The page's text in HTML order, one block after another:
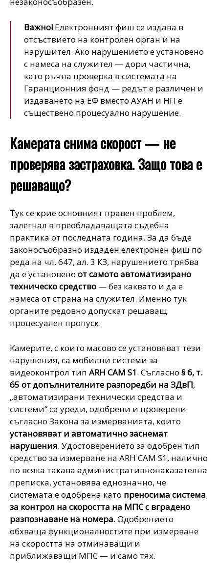
Важно! Електронният фиш се издава в
отсъствието на контролен орган и на
нарушител. Ако нарушението е установено
с намеса на служител — дори частична,
като ръчна проверка в системата на
Гаранционния фонд — редът е различен и
издаването на ЕФ вместо АУАН и НП е
съществено процесуално нарушение.
Камерата снима скорост — не
проверява застраховка. Защо това е
решаващо?
Тук се крие основният правен проблем,
залегнал в преобладаващата съдебна
практика от последната година. За да бъде
законосъобразно издаден електронен фиш по
реда на чл. 647, ал. 3 КЗ, нарушението трябва
да е установено от самото автоматизирано
техническо средство — без каквато и да е
намеса от страна на служител. Именно тук
органите редовно допускат решаващ
процесуален пропуск.
Камерите, с които масово се установяват тези
нарушения, са мобилни системи за
видеоконтрол тип ARH CAM S1. Съгласно § 6, т.
65 от допълнителните разпоредби на ЗДвП,
„автоматизирани технически средства и
системи“ са уреди, одобрени и проверени
съгласно Закона за измерванията, които
установяват и автоматично заснемат
нарушения. Удостоверението за одобрен тип
средство за измерване на ARH CAM S1, налично
по всяка такава административнонаказателна
преписка, установява еднозначно, че
системата е одобрена като преносима система
за контрол на скоростта на МПС с вградено
разпознаване на номера. Одобрението
обхваща функционалностите при измерване
на скоростта на отминаващи и
приближаващи МПС — и само тях.